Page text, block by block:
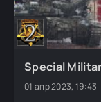
Special
01 апр 2023, 19:43